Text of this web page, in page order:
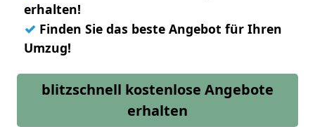
erhalten!
✓ Finden Sie das beste Angebot für Ihren
Umzug!
blitzschnell kostenlose Angebote
erhalten